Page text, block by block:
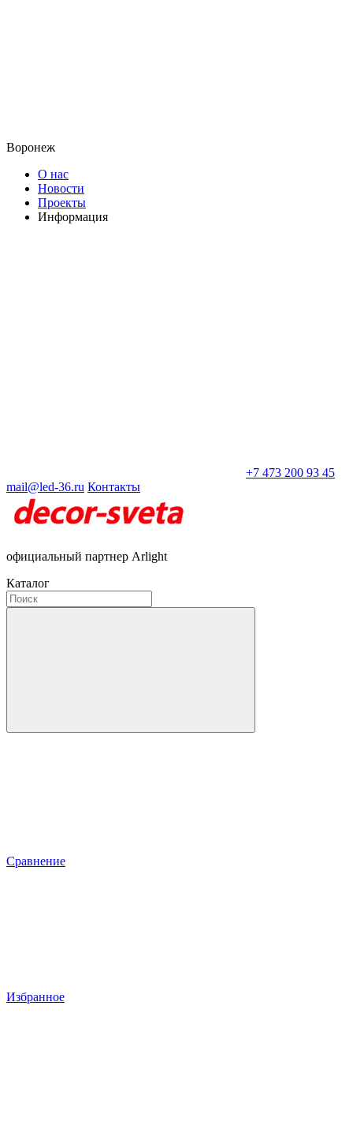
Воронеж
О нас
Новости
Проекты
Информация
+7 473 200 93 45
mail@led-36.ru Контакты
официальный партнер Arlight
Каталог
Сравнение
Избранное